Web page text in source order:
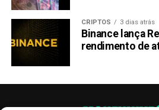
CRIPTOS 3 dias atrás
Binance lança
rendimento de